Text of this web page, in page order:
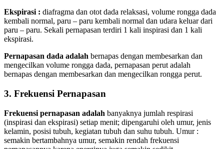
Ekspirasi : diafragma dan otot dada relaksasi, volume rongga dada
kembali normal, paru – paru kembali normal dan udara keluar dari
paru – paru. Sekali pernapasan terdiri 1 kali inspirasi dan 1 kali
ekspirasi.
Pernapasan dada adalah bernapas dengan membesarkan dan
mengecilkan volume rongga dada, pernapasan perut adalah
bernapas dengan membesarkan dan mengecilkan rongga perut.
3. Frekuensi Pernapasan
Frekuensi pernapasan adalah banyaknya jumlah respirasi
(inspirasi dan ekspirasi) setiap menit; dipengaruhi oleh umur, jenis
kelamin, posisi tubuh, kegiatan tubuh dan suhu tubuh. Umur :
semakin bertambahnya umur, semakin rendah frekuensi